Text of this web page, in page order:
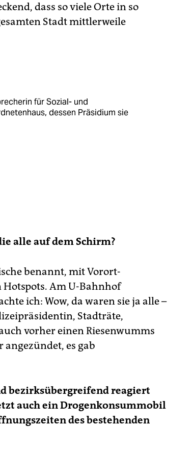
dass so viele Orte in so
Stadt mittlerweile
für Sozial- und
dessen Präsidium sie
alle auf dem Schirm?
benannt, mit Vorort-
Am U-Bahnhof
ich: Wow, da waren sie ja alle –
Stadträte,
vorher einen Riesenwumms
angezündet, es gab
bezirksübergreifend reagiert
auch ein Drogenkonsummobil
des bestehenden